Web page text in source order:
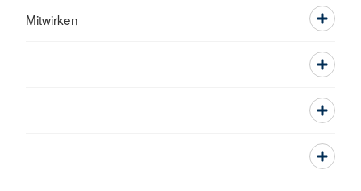
Mitwirken